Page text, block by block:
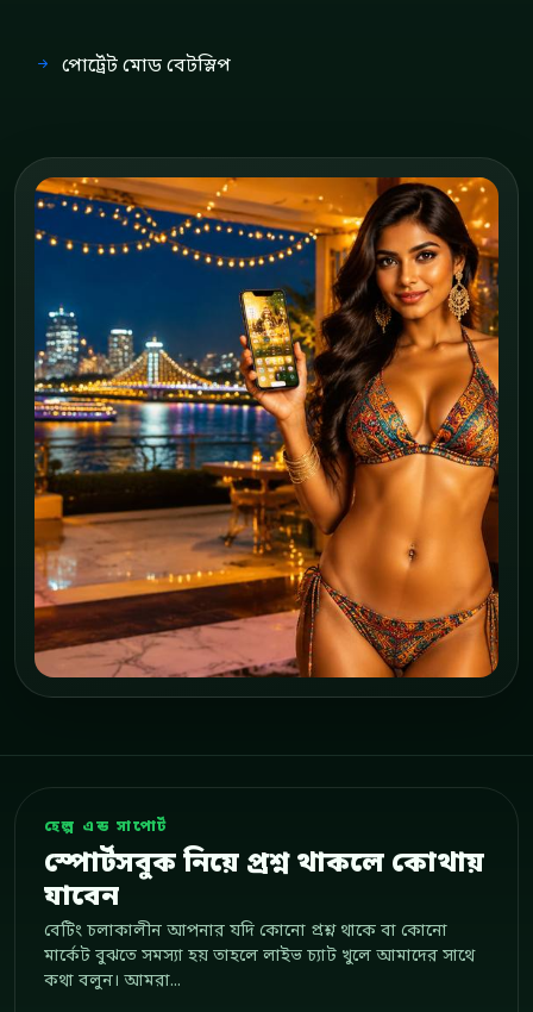
পোর্ট্রেট মোড বেটস্লিপ
হেল্প এন্ড সাপোর্ট
স্পোর্টসবুক নিয়ে প্রশ্ন থাকলে কোথায়
যাবেন
বেটিং চলাকালীন আপনার যদি কোনো প্রশ্ন থাকে বা কোনো
মার্কেট বুঝতে সমস্যা হয় তাহলে লাইভ চ্যাট খুলে আমাদের সাথে
কথা বলুন। আমরা...